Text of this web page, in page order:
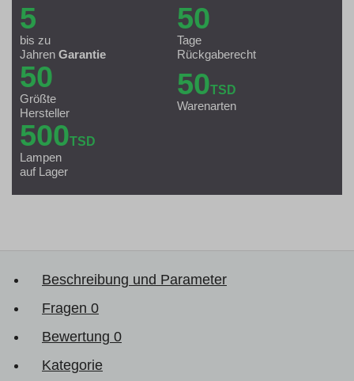
5
bis zu
Jahren Garantie
50
Tage
Rückgaberecht
50
Größte
Hersteller
50TSD
Warenarten
500TSD
Lampen
auf Lager
Beschreibung und Parameter
Fragen 0
Bewertung 0
Kategorie